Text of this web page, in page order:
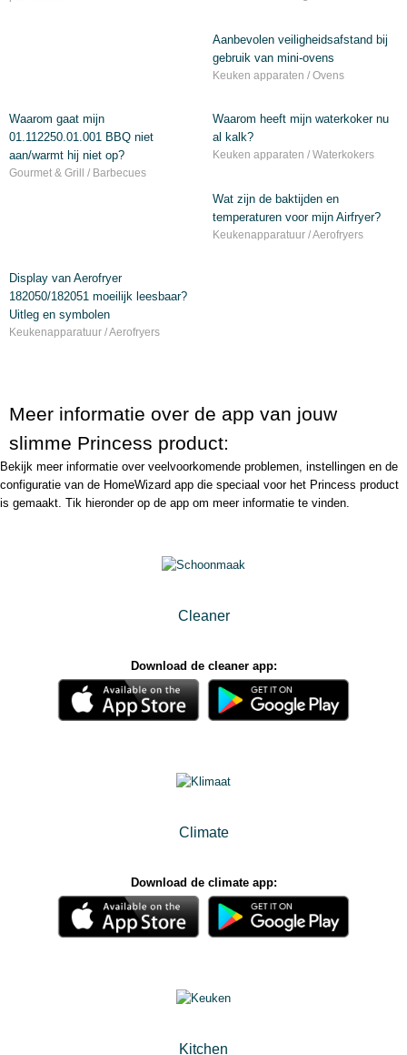
Aanbevolen veiligheidsafstand bij
gebruik van mini-ovens
Keuken apparaten / Ovens
Waarom gaat mijn
01.112250.01.001 BBQ niet
aan/warmt hij niet op?
Gourmet & Grill / Barbecues
Waarom heeft mijn waterkoker nu
al kalk?
Keuken apparaten / Waterkokers
Wat zijn de baktijden en
temperaturen voor mijn Airfryer?
Keukenapparatuur / Aerofryers
Display van Aerofryer
182050/182051 moeilijk leesbaar?
Uitleg en symbolen
Keukenapparatuur / Aerofryers
Meer informatie over de app van jouw
slimme Princess product:
Bekijk meer informatie over veelvoorkomende problemen, instellingen en de
configuratie van de HomeWizard app die speciaal voor het Princess product
is gemaakt. Tik hieronder op de app om meer informatie te vinden.
Cleaner
Download de cleaner app:
Climate
Download de climate app:
Kitchen